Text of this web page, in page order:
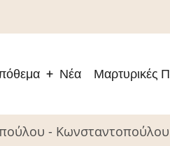
Νέα Μαρτυρικές
- Κωνσταντοπούλου